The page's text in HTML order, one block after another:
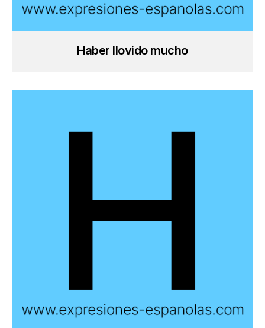
Haber llovido mucho